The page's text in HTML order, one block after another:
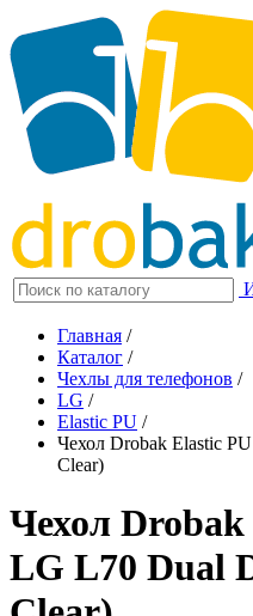
Главная /
Каталог /
Чехлы для телефонов /
LG /
Elastic PU /
Чехол Drobak Elastic
Clear)
Чехол
LG L70 Dual